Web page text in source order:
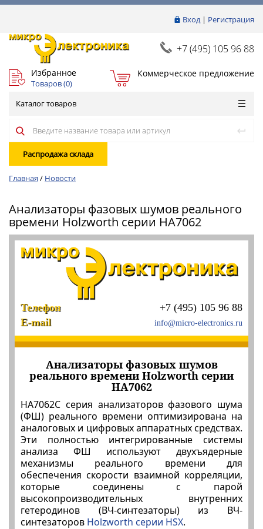
Вход| Регистрация
+7 (495) 105 96 88
Избранное
Товаров (0)
Коммерческое предложение
Каталог товаров
Распродажа склада
Главная / Новости
Анализаторы фазовых шумов реального
времени Holzworth серии HA7062
Телефон
+7 (495) 105 96 88
E-mail
info@micro-electronics.ru
Анализаторы фазовых шумов
реального времени Holzworth серии
HA7062
HA7062C серия анализаторов фазового шума
(ФШ) реального времени оптимизирована на
аналоговых и цифровых аппаратных средствах.
Эти полностью интегрированные системы
анализа ФШ используют двухъядерные
механизмы реального времени для
обеспечения скорости взаимной корреляции,
которые соединены с парой
высокопроизводительных внутренних
гетеродинов (ВЧ-синтезаторы) из ВЧ-
синтезаторов Holzworth серии HSX.